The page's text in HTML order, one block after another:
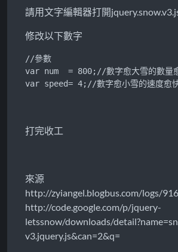
請用文字編輯器打開
修改以下數字
//參數
var num  = 800;//數字愈大雪的數量
var speed= 4;//數字愈小雪的速度愈
打完收工
來源
http://zyiangel.blogbus.com/logs/
http://code.google.com/p/jquery-
letssnow/downloads/
v3.jquery.js&can=2&q=